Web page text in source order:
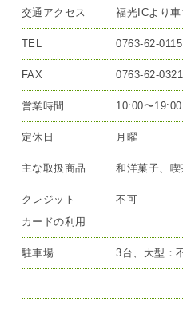
交通アクセス 福光ICより
TEL 0763-62-0115
FAX 0763-62-0321
営業時間 10:00〜19:00
定休日 月曜
主な取扱商品 和洋菓子、喫
クレジット
カードの利用
不可
駐車場 3台、大型：